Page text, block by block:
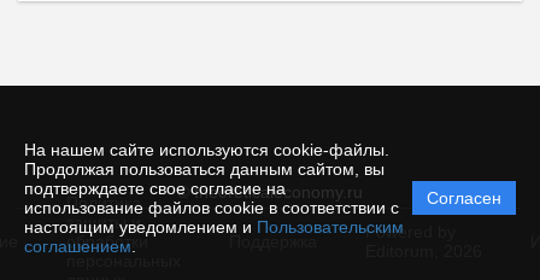
На нашем сайте используются cookie-файлы.
Продолжая пользоваться данным сайтом, вы
подтверждаете свое согласие на
использование файлов cookie в соответствии с
настоящим уведомлением и Пользовательским
соглашением
Согласен
© theoreticaleconomy.ru
Политика
защиты и
обработки
Powered by